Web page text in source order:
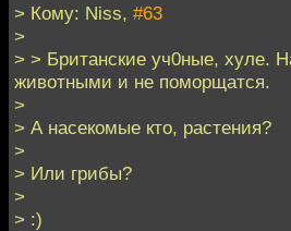
> Кому: Niss, #63
>
> > Британские уч0ные, хуле.
животными и не поморщатся.
>
> А насекомые кто, растения?
>
> Или грибы?
>
> :)